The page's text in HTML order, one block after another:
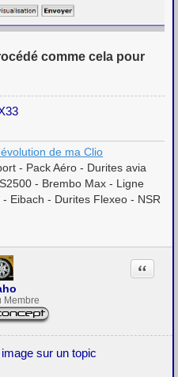
comme cela pour
de ma Clio
- Pack Aéro - Durites avia
- Brembo Max - Ligne
Eibach - Durites Flexeo - NSR
Membre
image sur un topic
Citation